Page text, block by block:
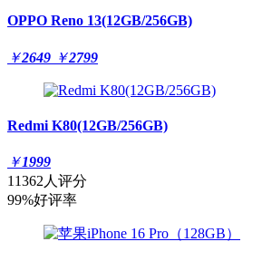
OPPO Reno 13(12GB/256GB)
￥2649 ￥2799
Redmi K80(12GB/256GB)
￥1999
11362人评分
99%好评率